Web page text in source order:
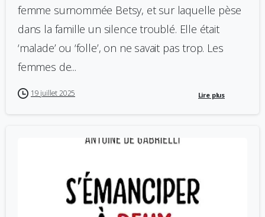
femme surnommée Betsy, et sur laquelle pèse
dans la famille un silence troublé. Elle était
‘malade’ ou ‘folle’, on ne savait pas trop. Les
femmes de...
19 juillet 2025 Lire plus